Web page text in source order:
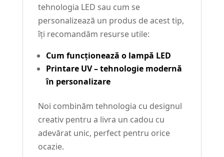
tehnologia LED sau cum se
personalizează un produs de acest tip,
îți recomandăm resurse utile:
Cum funcționează o lampă LED
Printare UV – tehnologie modernă
în personalizare
Noi combinăm tehnologia cu designul
creativ pentru a livra un cadou cu
adevărat unic, perfect pentru orice
ocazie.